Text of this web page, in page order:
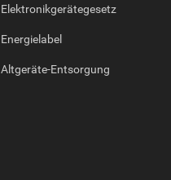
Elektronikgerätegesetz
Energielabel
Altgeräte-Entsorgung